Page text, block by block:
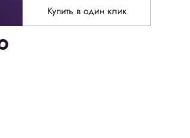
Купить в один клик